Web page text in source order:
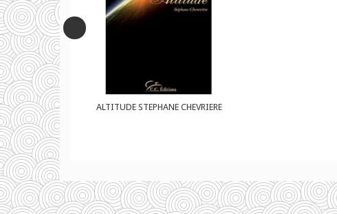
CHEVRIERE ALTITUDE STEPHANE CHEVRIERE